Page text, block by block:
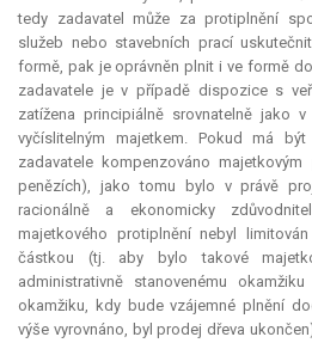
tedy zadavatel může za protiplnění
služeb nebo stavebních prací
formě, pak je oprávněn plnit i ve formě
zadavatele je v případě dispozice s
zatížena principiálně srovnatelně jako
vyčíslitelným majetkem. Pokud má
zadavatele kompenzováno
penězích), jako tomu bylo v právě
racionálně a ekonomicky
majetkového protiplnění nebyl
částkou (tj. aby bylo takové
administrativně stanovenému
okamžiku, kdy bude vzájemné plnění
výše vyrovnáno, byl prodej dřeva